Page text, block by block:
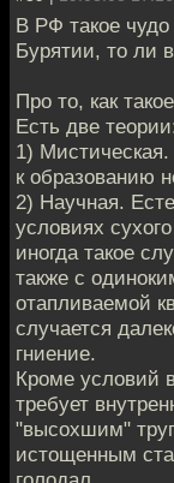
В РФ такое
Бурятии, то ли
Про то, как
Есть две
1)
к образованию
2) Научная.
условиях
иногда такое
также с
отапливаемой
случается
гниение.
Кроме условий
требует
"высохшим"
истощенным